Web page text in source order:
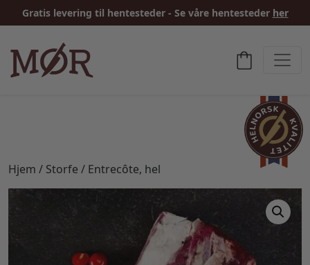
Gratis levering til hentesteder - Se våre hentesteder her
Hjem / Storfe / Entrecôte, hel